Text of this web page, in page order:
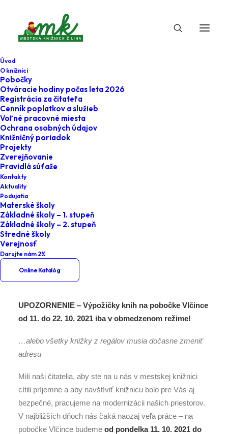
Úvod
O knižnici
Pobočky
Otváracie hodiny počas leta 2026
Registrácia za čitateľa
Cenník poplatkov a služieb
Voľné pracovné miesta
Ochrana osobných údajov
Knižničný poriadok
Projekty
Zverejňovanie
Pravidlá súťaže
Kontakty
Aktuality
Podujatia
Materské školy
Základné školy – 1. stupeň
Základné školy – 2. stupeň
Stredné školy
Verejnosť
Darujte nám 2%
Online Katalóg
V knižnici sa pracuje
Home
Minulé
V knižnici sa pracuje II
UPOZORNENIE – Výpožičky kníh na pobočke Vlčince
od 11. do 22. 10. 2021 iba v obmedzenom režime!
…alebo všetky knižky z regálov musia dočasne zmeniť
adresu
Milí naši čitatelia, aby ste na u nás v mestskej knižnici
cítili príjemne a aby navštíviť knižnicu bolo pre Vás aj
bezpečné, pracujeme na modernizácii našich priestorov.
V najbližších dňoch nás čaká naozaj veľa práce – na
pobočke Vlčince budeme od pondelka 11. 10. 2021 do